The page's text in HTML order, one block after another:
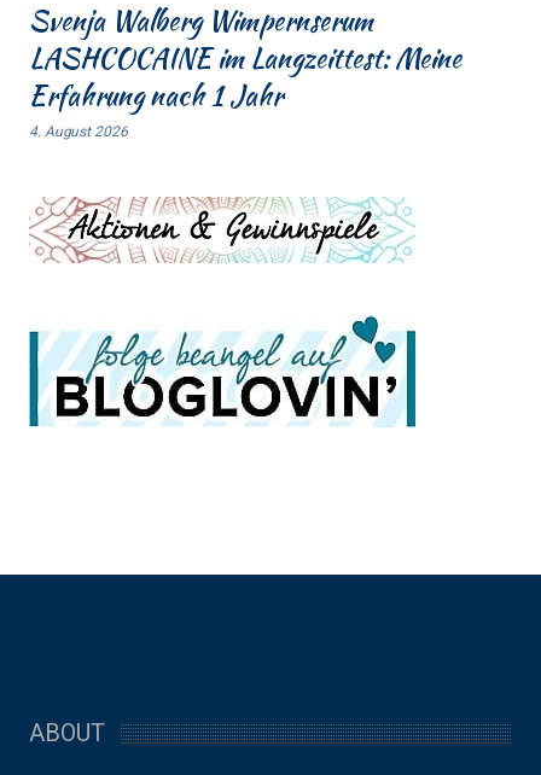
Svenja Walberg Wimpernserum
LASHCOCAINE im Langzeittest: Meine
Erfahrung nach 1 Jahr
4. August 2026
ABOUT